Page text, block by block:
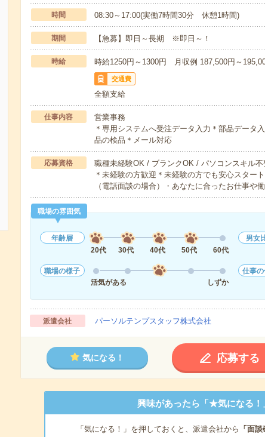
時間 08:30～17:00(実働7時間30分 休憩1時間)
期間 【急募】即日～長期 ※即日～！
時給 時給1250円～1300円 月収例 187,500円～
交通費
全額支給
仕事内容
営業事務
＊専用システムへ受注データ入力＊部品データ
品の検品＊メール対応
応募資格
職種未経験OK / ブランクOK / パソコンスキル
＊未経験の方歓迎＊未経験の方でも安心スター
（電話面談の場合）・あなたに合ったお仕事や
職場の雰囲気
年齢層
20代
30代 40代 50代 60代
男女
職場の様子
活気がある
しずか
仕事
派遣会社 パーソルテンプスタッフ株式会社
気になる！ 応募する
興味があったら「★気になる！
「気になる！」を押しておくと、派遣会社から 「面談